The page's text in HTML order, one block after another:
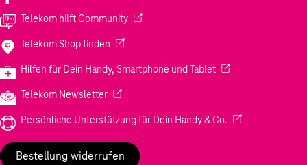
Telekom hilft Community(Wird in einem neuen Tab geöffnet)
Telekom Shop finden (Wird in einem neuen Tab geöffnet)
Hilfen für Dein Handy, Smartphone und Tablet(Wird in einem
Telekom Newsletter(Wird in einem neuen Tab geöffnet)
Persönliche Unterstützung für Dein Handy & Co. (Wird in einem
Bestellung widerrufen